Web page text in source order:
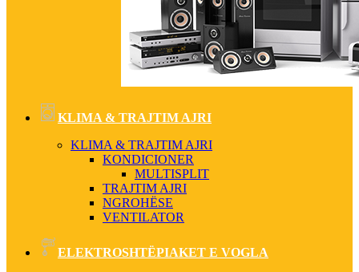
KLIMA & TRAJTIM AJRI
KLIMA & TRAJTIM AJRI
KONDICIONER
MULTISPLIT
TRAJTIM AJRI
NGROHËSE
VENTILATOR
ELEKTROSHTËPIAKET E VOGLA